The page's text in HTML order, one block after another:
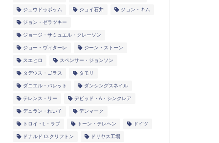
ジュウドゥポゥム ジョイ石井 ジョン・キム
ジョン・ゼラツキー
ジョージ・サミュエル・クレーソン
ジョー・ヴィターレ ジーン・ストーン
スエヒロ スペンサー・ジョンソン
タデウス・ゴラス タモリ
ダニエル・バレット ダンシングスネイル
テレンス・リー デビッド・A・シンクレア
デュラン・れい子 デンマーク
トロイ・L・ラブ トーン・テレヘン ドイツ
ドナルド O.クリフトン ドリヤス工場